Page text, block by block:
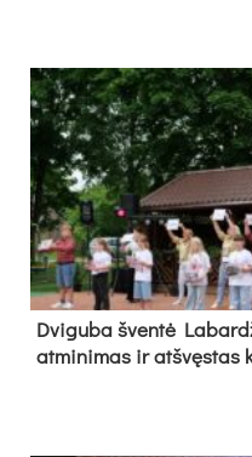
Dvi­gu­ba šven­tė
at­mi­ni­mas ir at­švęs­tas